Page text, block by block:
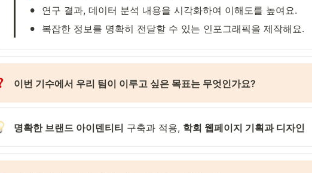
• 연구 결과, 데이터 분석 내용을 시각화하여 이해도를 높여요.
• 복잡한 정보를 명확히 전달할 수 있는 인포그래픽을 제작해요.
이번 기수에서 우리 팀이 이루고 싶은 목표는 무엇인가요?
명확한 브랜드 아이덴티티 구축과 적용, 학회 웹페이지 기획과 디자인